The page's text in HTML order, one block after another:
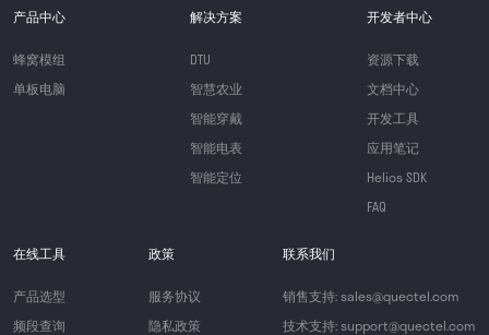
产品中心
蜂窝模组
单板电脑
解决方案
DTU
智慧农业
智能穿戴
智能电表
智能定位
开发者中心
资源下载
文档中心
开发工具
应用笔记
Helios SDK
FAQ
在线工具
产品选型
频段查询
政策
服务协议
隐私政策
联系我们
销售支持: sales@quectel.com
技术支持: support@quectel.com